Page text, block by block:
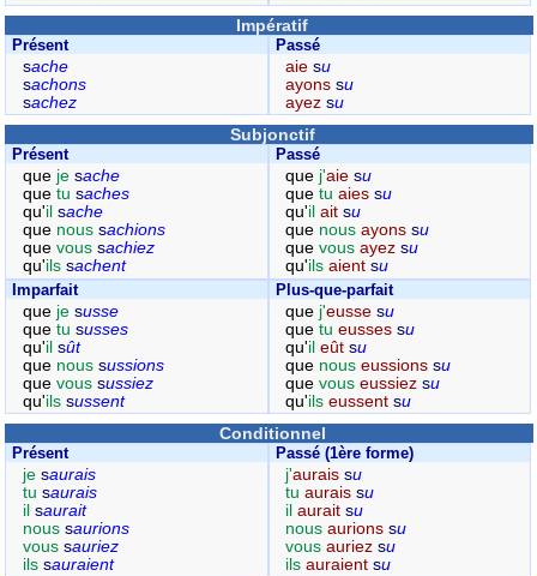
Impératif
Présent
sache
sachons
sachez
Passé
aie su
ayons su
ayez su
Subjonctif
Présent
que je sache
que tu saches
qu'il sache
que nous sachions
que vous sachiez
qu'ils sachent
Passé
que j'aie su
quetuaies su
qu'ilait su
que nousayons su
quevousayez su
qu'ilsaient su
Imparfait
que je susse
que tu susses
qu'il sût
que nous sussions
que vous sussiez
qu'ils sussent
Plus-que-parfait
que j'eusse su
quetueusses su
qu'ileût su
que nouseussions su
quevouseussiez su
qu'ilseussent su
Conditionnel
Présent
je saurais
tu saurais
il saurait
nous saurions
vous sauriez
ils sauraient
Passé (1ère forme)
j'aurais su
tuaurais su
ilaurait su
nousaurions su
vousauriez su
ilsauraient su